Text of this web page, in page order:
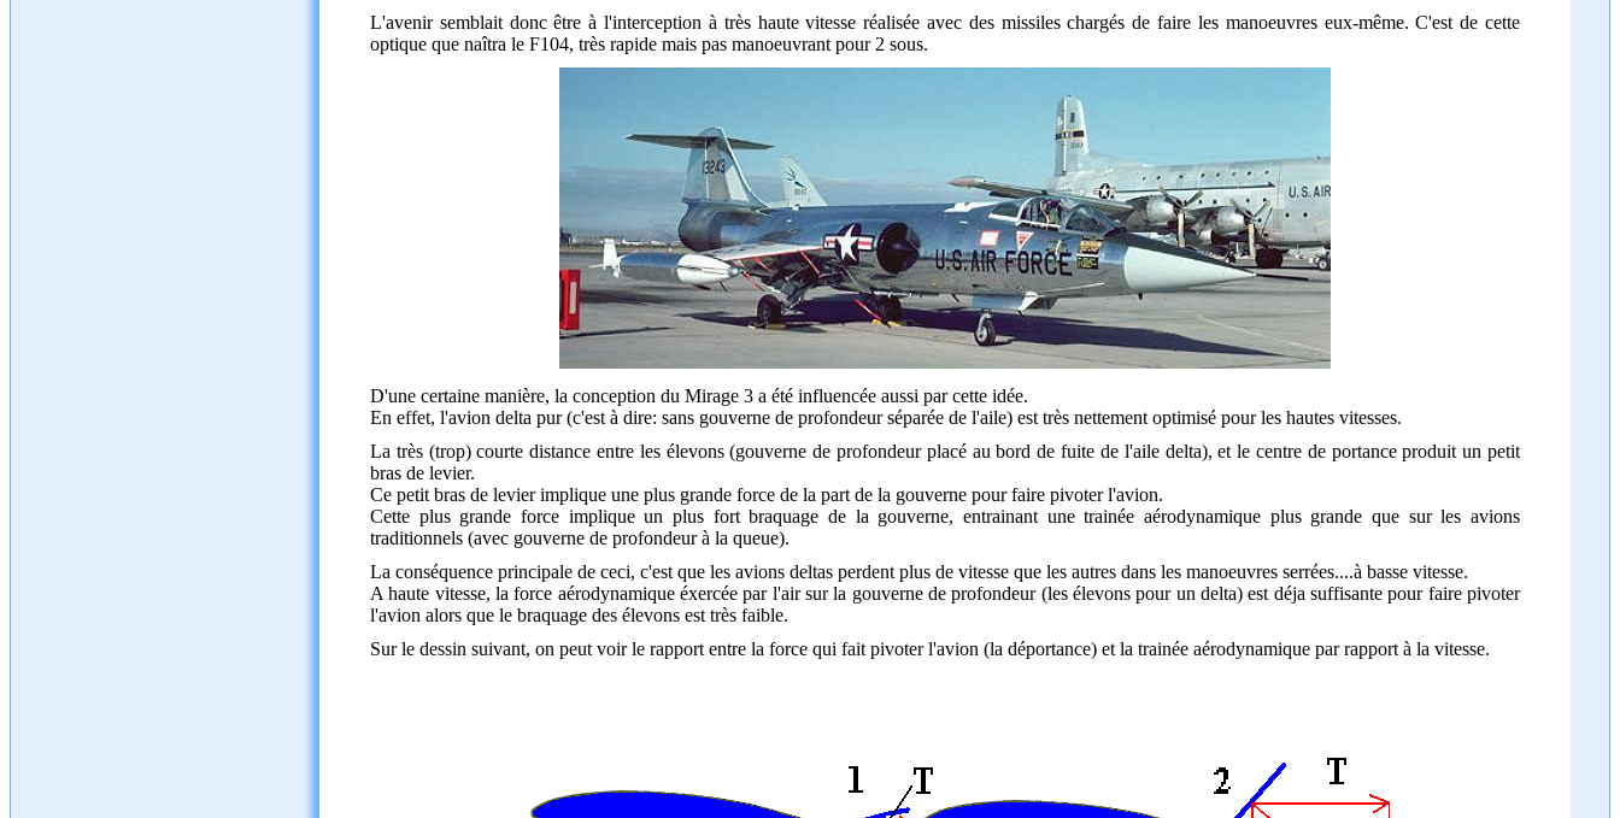
L'avenir semblait donc être à l'interception à très haute vitesse réalisée avec des missiles chargés de faire les manoeuvres eux-même. C'est de cette
optique que naîtra le F104, très rapide mais pas manoeuvrant pour 2 sous.
D'une certaine manière, la conception du Mirage 3 a été influencée aussi par cette idée.
En effet, l'avion delta pur (c'est à dire: sans gouverne de profondeur séparée de l'aile) est très nettement optimisé pour les hautes vitesses.
La très (trop) courte distance entre les élevons (gouverne de profondeur placé au bord de fuite de l'aile delta), et le centre de portance produit un petit
bras de levier.
Ce petit bras de levier implique une plus grande force de la part de la gouverne pour faire pivoter l'avion.
Cette plus grande force implique un plus fort braquage de la gouverne, entrainant une trainée aérodynamique plus grande que sur les avions
traditionnels (avec gouverne de profondeur à la queue).
La conséquence principale de ceci, c'est que les avions deltas perdent plus de vitesse que les autres dans les manoeuvres serrées....à basse vitesse.
A haute vitesse, la force aérodynamique éxercée par l'air sur la gouverne de profondeur (les élevons pour un delta) est déja suffisante pour faire pivoter
l'avion alors que le braquage des élevons est très faible.
Sur le dessin suivant, on peut voir le rapport entre la force qui fait pivoter l'avion (la déportance) et la trainée aérodynamique par rapport à la vitesse.